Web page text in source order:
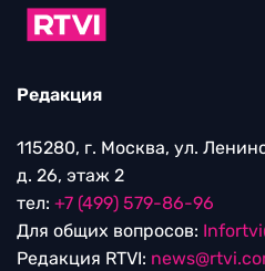
Редакция
115280, г. Москва, ул.
д. 26, этаж 2
тел: +7 (499) 579-86-96
Для общих вопросов:
Редакция RTVI: